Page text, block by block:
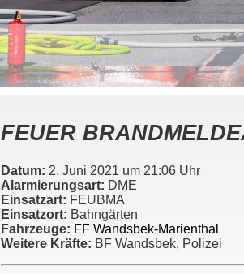
FEUER
Datum: 2. Juni 2021 um 21:06 Uhr
Alarmierungsart: DME
Einsatzart: FEUBMA
Einsatzort: Bahngärten
Fahrzeuge: FF Wandsbek-Marienthal
Weitere Kräfte: BF Wandsbek, Polizei